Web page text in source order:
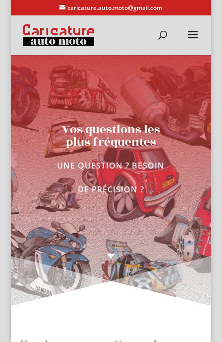
caricature.auto.moto@gmail.com
Vos questions les
plus fréquentes
UNE QUESTION ? BESOIN
DE PRÉCISION ?
C